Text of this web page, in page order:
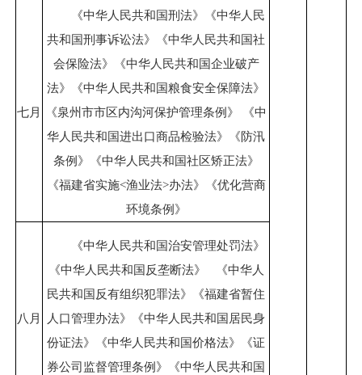
七月
《中华人民共和国刑法》《中华人民
共和国刑事诉讼法》《中华人民共和国社
会保险法》《中华人民共和国企业破产
法》《中华人民共和国粮食安全保障法》
《泉州市市区内沟河保护管理条例》 《中
华人民共和国进出口商品检验法》《防汛
条例》《中华人民共和国社区矫正法》
《福建省实施<渔业法>办法》《优化营商
环境条例》
八月
《中华人民共和国治安管理处罚法》
《中华人民共和国反垄断法》 《中华人
民共和国反有组织犯罪法》《福建省暂住
人口管理办法》《中华人民共和国居民身
份证法》《中华人民共和国价格法》《证
券公司监督管理条例》《中华人民共和国